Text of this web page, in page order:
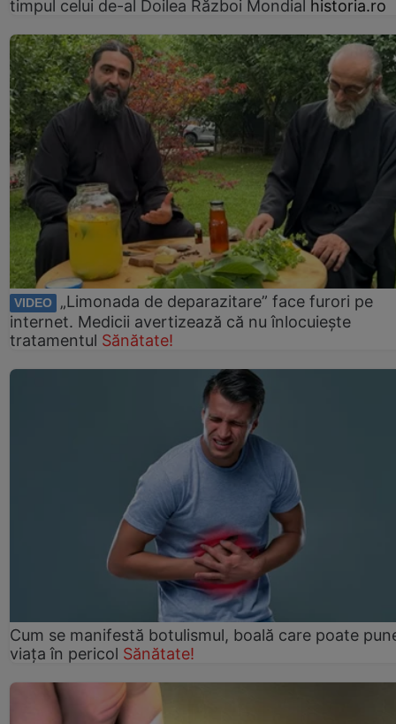
timpul celui de-al Doilea Război Mondial historia.ro
VIDEO
„Limonada de deparazitare” face furori pe
internet. Medicii avertizează că nu înlocuiește
tratamentul Sănătate!
Cum se manifestă botulismul, boală care poate
viaţa în pericol Sănătate!